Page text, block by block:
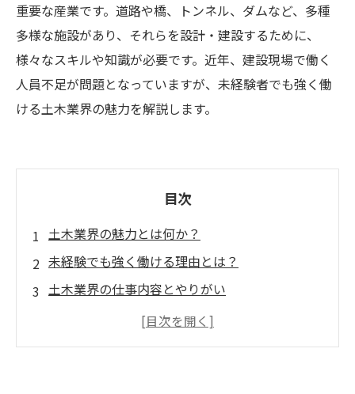
重要な産業です。道路や橋、トンネル、ダムなど、多種
多様な施設があり、それらを設計・建設するために、
様々なスキルや知識が必要です。近年、建設現場で働く
人員不足が問題となっていますが、未経験者でも強く働
ける土木業界の魅力を解説します。
目次
土木業界の魅力とは何か？
未経験でも強く働ける理由とは？
土木業界の仕事内容とやりがい
土木業界で必要なスキル・資格とは？
土木業界におけるキャリアアップの可能性と